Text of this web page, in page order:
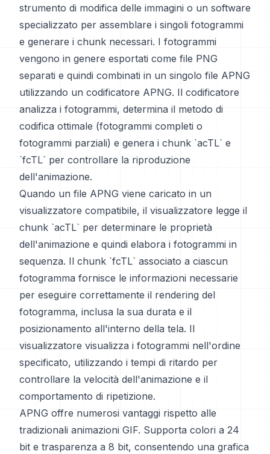
strumento di modifica delle immagini o un software
specializzato per assemblare i singoli fotogrammi
e generare i chunk necessari. I fotogrammi
vengono in genere esportati come file PNG
separati e quindi combinati in un singolo file APNG
utilizzando un codificatore APNG. Il codificatore
analizza i fotogrammi, determina il metodo di
codifica ottimale (fotogrammi completi o
fotogrammi parziali) e genera i chunk `acTL` e
`fcTL` per controllare la riproduzione
dell'animazione.
Quando un file APNG viene caricato in un
visualizzatore compatibile, il visualizzatore legge il
chunk `acTL` per determinare le proprietà
dell'animazione e quindi elabora i fotogrammi in
sequenza. Il chunk `fcTL` associato a ciascun
fotogramma fornisce le informazioni necessarie
per eseguire correttamente il rendering del
fotogramma, inclusa la sua durata e il
posizionamento all'interno della tela. Il
visualizzatore visualizza i fotogrammi nell'ordine
specificato, utilizzando i tempi di ritardo per
controllare la velocità dell'animazione e il
comportamento di ripetizione.
APNG offre numerosi vantaggi rispetto alle
tradizionali animazioni GIF. Supporta colori a 24
bit e trasparenza a 8 bit, consentendo una grafica